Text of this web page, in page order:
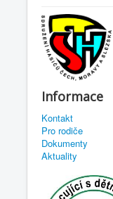
Informace
Kontakt
Pro rodiče
Dokumenty
Aktuality